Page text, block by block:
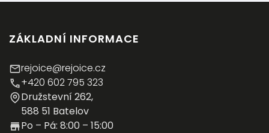
ZÁKLADNÍ INFORMACE
rejoice@rejoice.cz
+420 602 795 323
Družstevní 262,
588 51 Batelov
Po – Pá: 8:00 – 15:00